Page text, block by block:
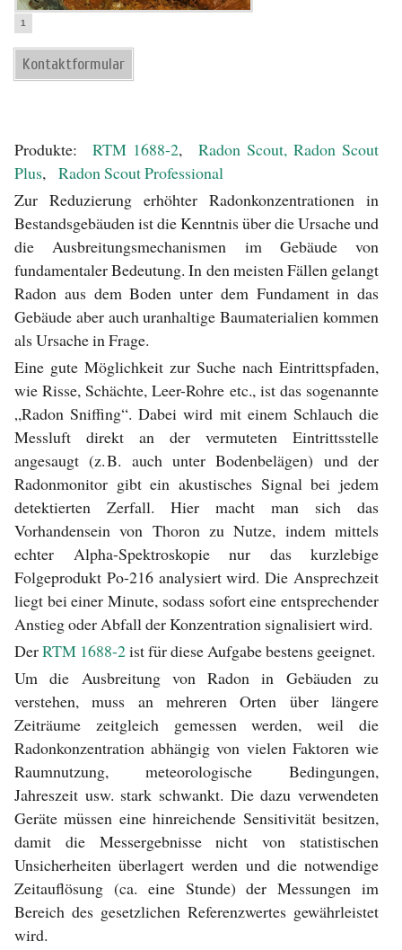
1
Kontaktformular
Produkte: RTM 1688-2,
Radon Scout, Radon Scout
Plus, Radon Scout Professional
Zur Reduzierung erhöhter Radonkonzentrationen in
Bestandsgebäuden ist die Kenntnis über die Ursache und
die Ausbreitungsmechanismen im Gebäude von
fundamentaler Bedeutung. In den meisten Fällen gelangt
Radon aus dem Boden unter dem Fundament in das
Gebäude aber auch uranhaltige Baumaterialien kommen
als Ursache in Frage.
Eine gute Möglichkeit zur Suche nach Eintrittspfaden,
wie Risse, Schächte, Leer-Rohre etc., ist das sogenannte
„Radon Sniffing“. Dabei wird mit einem Schlauch die
Messluft direkt an der vermuteten Eintrittsstelle
angesaugt (z. B. auch unter Bodenbelägen) und der
Radonmonitor gibt ein akustisches Signal bei jedem
detektierten Zerfall. Hier macht man sich das
Vorhandensein von Thoron zu Nutze, indem mittels
echter Alpha-Spektroskopie nur das kurzlebige
Folgeprodukt Po-216 analysiert wird. Die Ansprechzeit
liegt bei einer Minute, sodass sofort eine entsprechender
Anstieg oder Abfall der Konzentration signalisiert wird.
DerRTM 1688-2ist für diese Aufgabe bestens geeignet.
Um die Ausbreitung von Radon in Gebäuden zu
verstehen, muss an mehreren Orten über längere
Zeiträume zeitgleich gemessen werden, weil die
Radonkonzentration abhängig von vielen Faktoren wie
Raumnutzung, meteorologische Bedingungen,
Jahreszeit usw. stark schwankt. Die dazu verwendeten
Geräte müssen eine hinreichende Sensitivität besitzen,
damit die Messergebnisse nicht von statistischen
Unsicherheiten überlagert werden und die notwendige
Zeitauflösung (ca. eine Stunde) der Messungen im
Bereich des gesetzlichen Referenzwertes gewährleistet
wird.